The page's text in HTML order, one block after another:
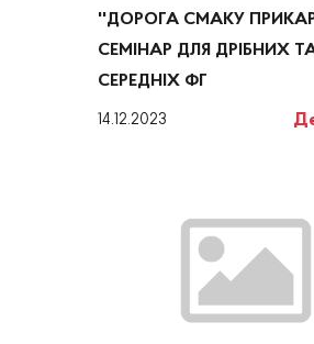
''ДОРОГА СМАКУ
СЕМІНАР ДЛЯ ДРІБНИХ
СЕРЕДНІХ ФГ
14.12.2023